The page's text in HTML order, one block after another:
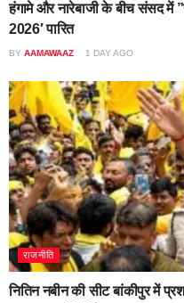
हंगामे और नारेबाजी के बीच संसद में
2026′ पारित
BY AAMAWAAZ 1 DAY AGO
राजनीति
नितिन नबीन की सीट बांकीपुर में